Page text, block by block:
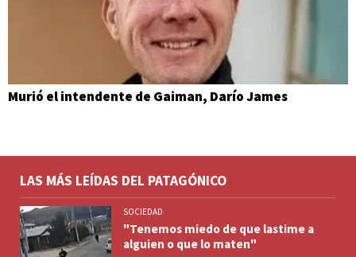
Murió el intendente de Gaiman, Darío James
LAS MÁS LEÍDAS DEL PATAGÓNICO
SOCIEDAD
"Tenemos miedo de que lastime a
alguien o que lo maten"